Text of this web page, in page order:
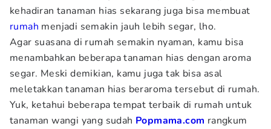
kehadiran tanaman hias sekarang juga bisa membuat
rumah menjadi semakin jauh lebih segar, lho.
Agar suasana di rumah semakin nyaman, kamu bisa
menambahkan beberapa tanaman hias dengan aroma
segar. Meski demikian, kamu juga tak bisa asal
meletakkan tanaman hias beraroma tersebut di rumah.
Yuk, ketahui beberapa tempat terbaik di rumah untuk
tanaman wangi yang sudah Popmama.com rangkum